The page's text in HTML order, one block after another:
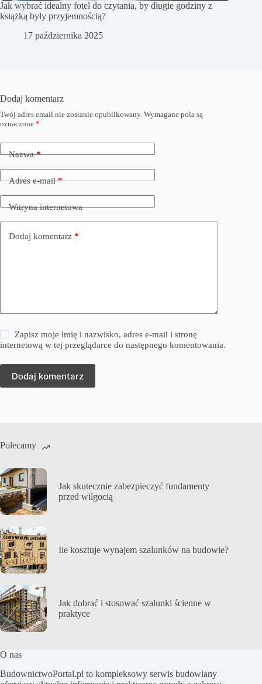
Jak wybrać idealny fotel do czytania, by długie godziny z
książką były przyjemnością?
17 października 2025
Dodaj komentarz
Twój adres email nie zostanie opublikowany. Wymagane pola są
oznaczone *
Nazwa*
Adres e-mail*
Witryna internetowa
Dodaj komentarz *
Zapisz moje imię i nazwisko, adres e-mail i stronę
internetową w tej przeglądarce do następnego komentowania.
Dodaj komentarz
Polecamy
Jak skutecznie zabezpieczyć fundamenty
przed wilgocią
Ile kosztuje wynajem szalunków na budowie?
Jak dobrać i stosować szalunki ścienne w
praktyce
O nas
BudownictwoPortal.pl to kompleksowy serwis budowlany